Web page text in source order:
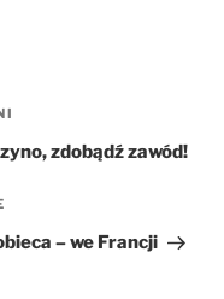
zdobądź zawód!
– we Francji